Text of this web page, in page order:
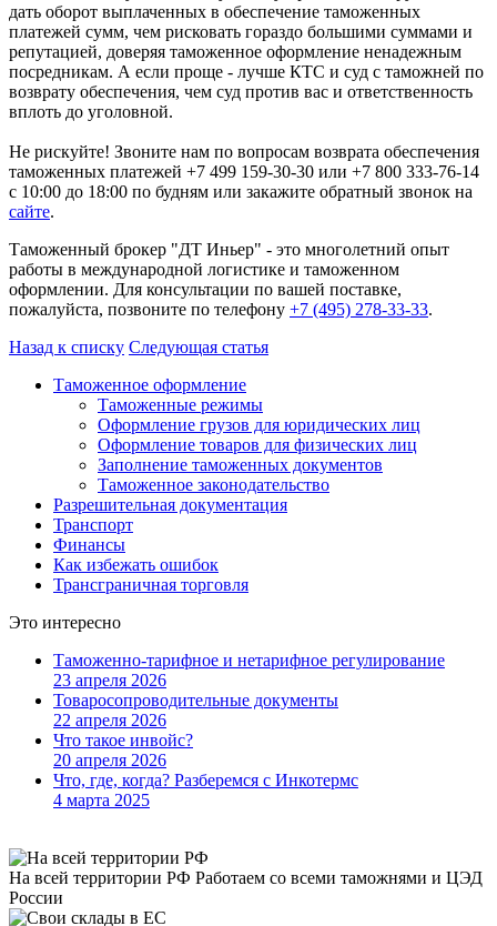
дать оборот выплаченных в обеспечение таможенных
платежей сумм, чем рисковать гораздо большими суммами и
репутацией, доверяя таможенное оформление ненадежным
посредникам. А если проще - лучше КТС и суд с таможней по
возврату обеспечения, чем суд против вас и ответственность
вплоть до уголовной.
Не рискуйте! Звоните нам по вопросам возврата обеспечения
таможенных платежей +7 499 159-30-30 или +7 800 333-76-14
с 10:00 до 18:00 по будням или закажите обратный звонок на
сайте.
Таможенный брокер "ДТ Иньер" - это многолетний опыт
работы в международной логистике и таможенном
оформлении. Для консультации по вашей поставке,
пожалуйста, позвоните по телефону +7 (495) 278-33-33.
Назад к списку Следующая статья
Таможенное оформление
Таможенные режимы
Оформление грузов для юридических лиц
Оформление товаров для физических лиц
Заполнение таможенных документов
Таможенное законодательство
Разрешительная документация
Транспорт
Финансы
Как избежать ошибок
Трансграничная торговля
Это интересно
Таможенно-тарифное и нетарифное регулирование
23 апреля 2026
Товаросопроводительные документы
22 апреля 2026
Что такое инвойс?
20 апреля 2026
Что, где, когда? Разберемся с Инкотермс
4 марта 2025
На всей территории РФ Работаем со всеми таможнями и ЦЭД
России